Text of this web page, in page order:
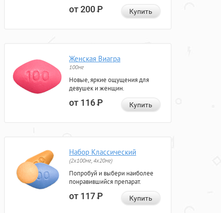
от 200Р Купить
Женская Виагра
100мг
Новые, яркие ощущения для
девушек и женщин.
от 116Р Купить
Набор Классический
(2x100мг, 4x20мг)
Попробуй и выбери наиболее
понравившийся препарат.
от 117Р Купить